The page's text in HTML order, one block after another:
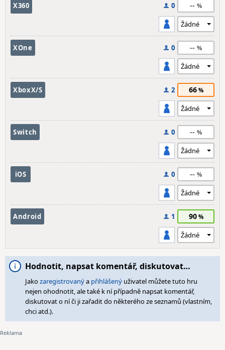
X360 0 --
XOne 0 --
XboxX/S 2 66
Switch 0 --
iOS 0 --
Android 1 90
Hodnotit, napsat komentář, diskutovat…
Jakozaregistrovanýa přihlášený uživatel můžete tuto hru
nejen ohodnotit, ale také k ní případně napsat komentář,
diskutovat o ní či ji zařadit do některého ze seznamů (vlastním,
chci atd.).